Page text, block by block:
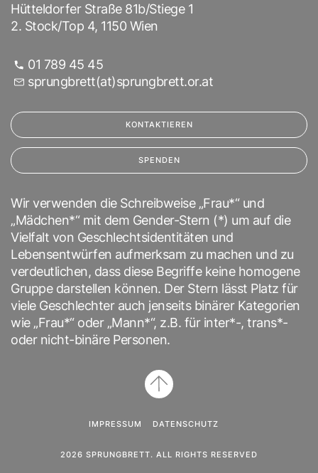
Hütteldorfer Straße 81b/Stiege 1
2. Stock/Top 4, 1150 Wien
01 789 45 45
sprungbrett(at)sprungbrett.or.at
KONTAKTIEREN
SPENDEN
Wir verwenden die Schreibweise „Frau*“ und
„Mädchen*“ mit dem Gender-Stern (*) um auf die
Vielfalt von Geschlechtsidentitäten und
Lebensentwürfen aufmerksam zu machen und zu
verdeutlichen, dass diese Begriffe keine homogene
Gruppe darstellen können. Der Stern lässt Platz für
viele Geschlechter auch jenseits binärer Kategorien
wie „Frau*“ oder „Mann*“, z.B. für inter*-, trans*-
oder nicht-binäre Personen.
IMPRESSUM DATENSCHUTZ
2026 SPRUNGBRETT. ALL RIGHTS RESERVED